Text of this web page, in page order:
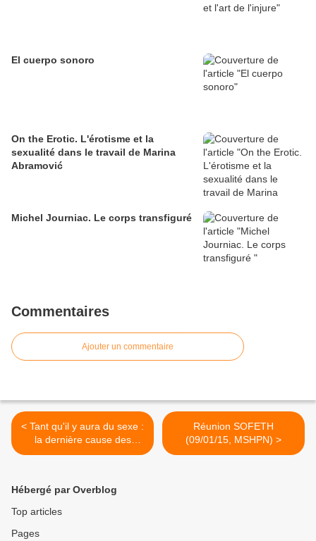
El cuerpo sonoro
On the Erotic. L'érotisme et la
sexualité dans le travail de Marina
Abramović
Michel Journiac. Le corps transfiguré
Commentaires
Ajouter un commentaire
< Tant qu'il y aura du sexe :
la dernière cause des
artistes ?
Réunion SOFETH
(09/01/15, MSHPN) >
Hébergé par Overblog
Top articles
Pages